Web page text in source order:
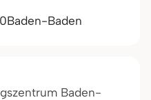
Baden-Baden
Baden-